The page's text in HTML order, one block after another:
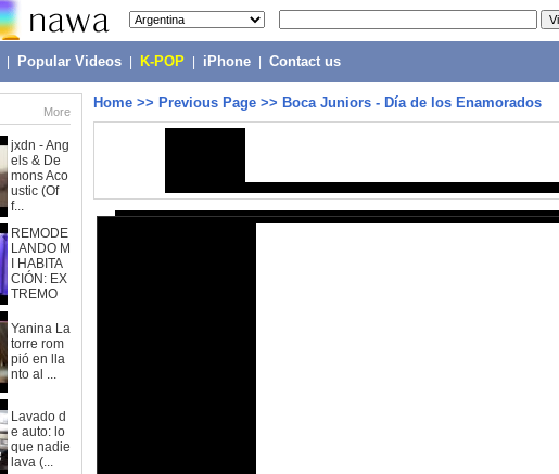
Popular Videos K-POP iPhone Contact us
More
jxdn - Ang
els & De
mons Aco
ustic (Of
f...
REMODE
LANDO M
I HABITA
CIÓN: EX
TREMO
Yanina La
torre rom
pió en lla
nto al ...
Lavado d
e auto: lo
que nadie
lava (...
Home >> Previous Page >> Boca Juniors - Día de los Enamorados